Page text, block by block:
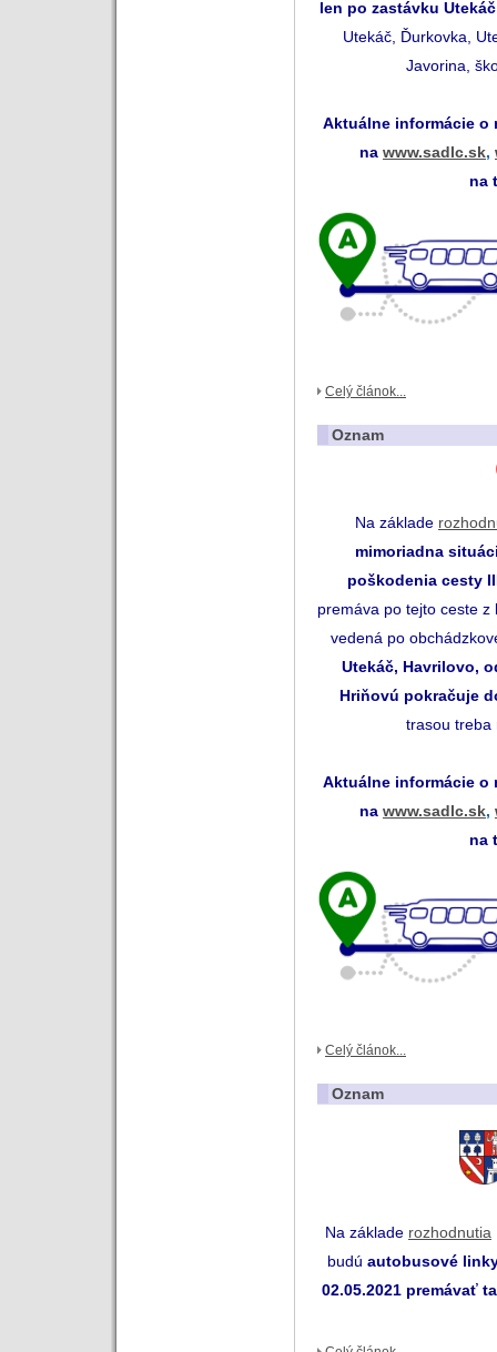
len po zastávku
Utekáč, Ďurkovka,
Javorina,
Aktuálne informácie o
na www.sadlc.sk,
na
Celý článok...
Oznam
Na základe
mimoriadna
poškodeniacesty
premáva po tejto ceste z
vedená po
Utekáč, Havrilovo,
Hriňovú pokračuje
trasou treba
Aktuálne informácie o
na www.sadlc.sk,
na
Celý článok...
Oznam
Na základe rozhodnutia
budú autobusové
02.05.2021 premávať